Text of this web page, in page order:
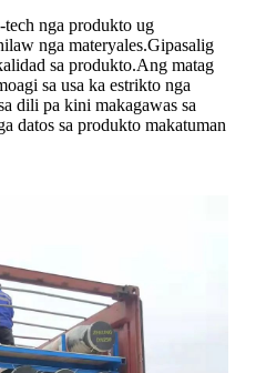
nga produkto ug
nga materyales.Gipasalig
sa produkto.Ang matag
sa usa ka estrikto nga
dili pa kini makagawas sa
datos sa produkto makatuman